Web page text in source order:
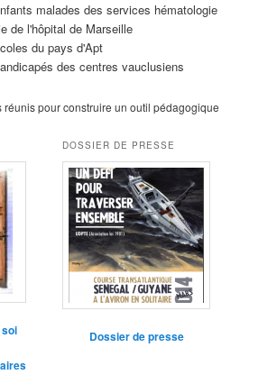
malades des services hématologie
de l'hôpital de Marseille
du pays d'Apt
des centres vauclusiens
réunis pour construire un outil pédagogique
DOSSIER DE PRESSE
Dossier de presse